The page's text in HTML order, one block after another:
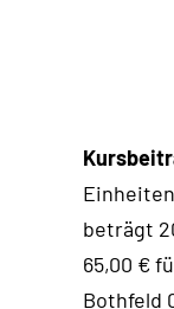
beträgt
65,00 €
Bothfeld